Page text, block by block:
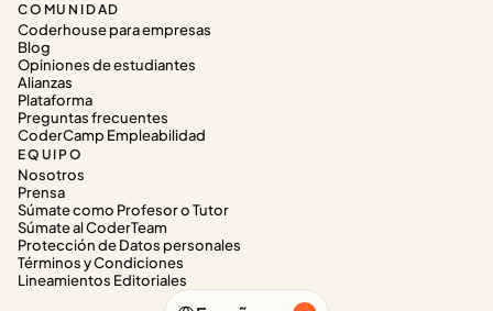
COMUNIDAD
Coderhouse para empresas
Blog
Opiniones de estudiantes
Alianzas
Plataforma
Preguntas frecuentes
CoderCamp Empleabilidad
EQUIPO
Nosotros
Prensa
Súmate como Profesor o Tutor
Súmate al CoderTeam
Protección de Datos personales
Términos y Condiciones
Lineamientos Editoriales
Select Language